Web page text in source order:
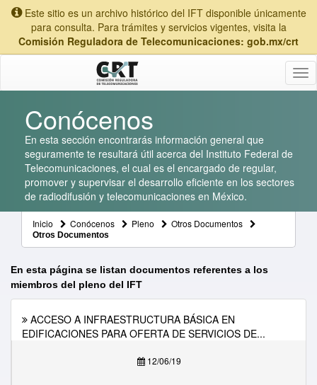
Este sitio es un archivo histórico del IFT disponible únicamente
para consulta. Para trámites y servicios vigentes, visita la
Comisión Reguladora de Telecomunicaciones: gob.mx/crt
Conócenos
En esta sección encontrarás información general que
seguramente te resultará útil acerca del Instituto Federal de
Telecomunicaciones, el cual es el encargado de regular,
promover y supervisar el desarrollo eficiente en los sectores
de radiodifusión y telecomunicaciones en México.
Inicio Conócenos Pleno Otros Documentos
Otros Documentos
En esta página se listan documentos referentes a los
miembros del pleno del IFT
ACCESO A INFRAESTRUCTURA BÁSICA EN
EDIFICACIONES PARA OFERTA DE SERVICIOS DE...
12/06/19